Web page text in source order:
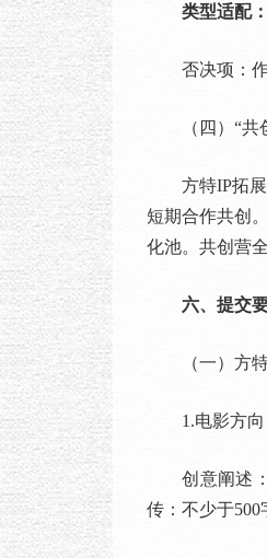
类型适配：
否决项：作
（四）“共创
方特IP拓展
短期合作共创
化池。共创营
六、提交
（一）方特
1.电影方向
创意阐述：
传：不少于500